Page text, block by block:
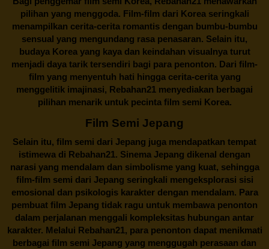
pilihan yang menggoda. Film-film dari Korea seringkali
menampilkan cerita-cerita romantis dengan bumbu-bumbu
sensual yang mengundang rasa penasaran. Selain itu,
budaya Korea yang kaya dan keindahan visualnya turut
menjadi daya tarik tersendiri bagi para penonton. Dari film-
film yang menyentuh hati hingga cerita-cerita yang
menggelitik imajinasi, Rebahan21 menyediakan berbagai
pilihan menarik untuk pecinta film semi Korea.
Film Semi Jepang
Selain itu, film semi dari Jepang juga mendapatkan tempat
istimewa di Rebahan21. Sinema Jepang dikenal dengan
narasi yang mendalam dan simbolisme yang kuat, sehingga
film-film semi dari Jepang seringkali mengeksplorasi sisi
emosional dan psikologis karakter dengan mendalam. Para
pembuat film Jepang tidak ragu untuk membawa penonton
dalam perjalanan menggali kompleksitas hubungan antar
karakter. Melalui Rebahan21, para penonton dapat menikmati
berbagai film semi Jepang yang menggugah perasaan dan